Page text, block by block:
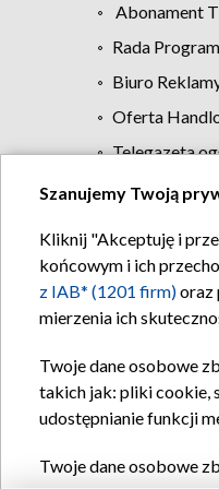
Abonament
Rada
Biuro
Oferta
Telegazeta
Szanujemy Twoją
Kliknij "Akceptuję i
końcowym i ich
z IAB* (1201 firm)oraz
mierzenia ich
Twoje dane osobowe
takich jak: pliki cookie,
udostępnianie funkcji
Twoje dane osobowe